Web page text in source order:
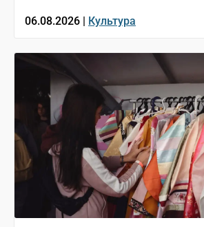
06.08.2026 | Культура